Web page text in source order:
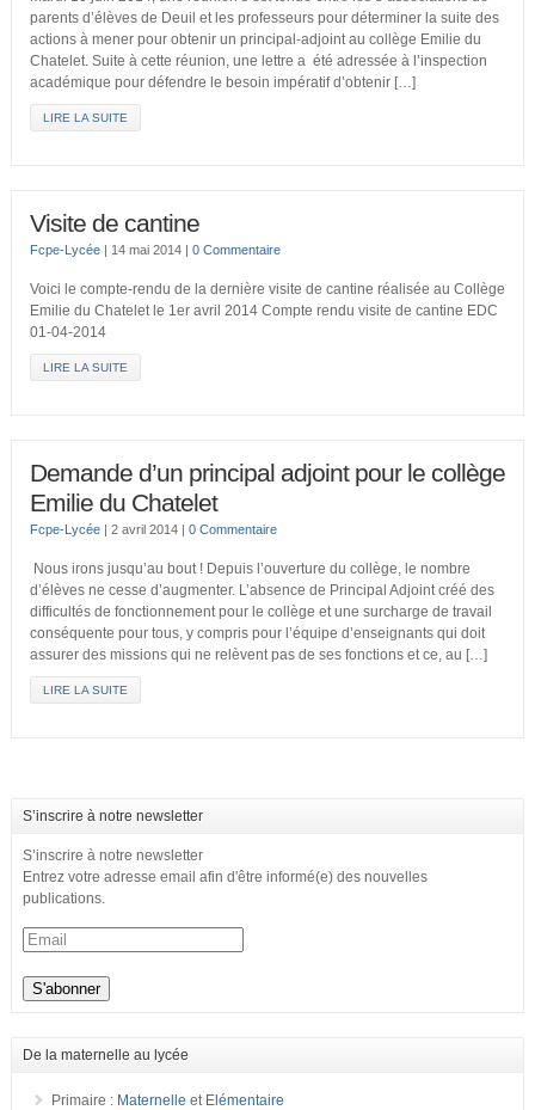
parents d’élèves de Deuil et les professeurs pour déterminer la suite des
actions à mener pour obtenir un principal-adjoint au collège Emilie du
Chatelet. Suite à cette réunion, une lettre a été adressée à l’inspection
académique pour défendre le besoin impératif d’obtenir […]
LIRE LA SUITE
Visite de cantine
Fcpe-Lycée| 14 mai 2014 | 0 Commentaire
Voici le compte-rendu de la dernière visite de cantine réalisée au Collège
Emilie du Chatelet le 1er avril 2014 Compte rendu visite de cantine EDC
01-04-2014
LIRE LA SUITE
Demande d’un principal adjoint pour le collège
Emilie du Chatelet
Fcpe-Lycée| 2 avril 2014 | 0 Commentaire
Nous irons jusqu’au bout ! Depuis l’ouverture du collège, le nombre
d’élèves ne cesse d’augmenter. L’absence de Principal Adjoint créé des
difficultés de fonctionnement pour le collège et une surcharge de travail
conséquente pour tous, y compris pour l’équipe d’enseignants qui doit
assurer des missions qui ne relèvent pas de ses fonctions et ce, au […]
LIRE LA SUITE
S’inscrire à notre newsletter
S’inscrire à notre newsletter
Entrez votre adresse email afin d'être informé(e) des nouvelles
publications.
De la maternelle au lycée
Primaire : Maternelle et Elémentaire